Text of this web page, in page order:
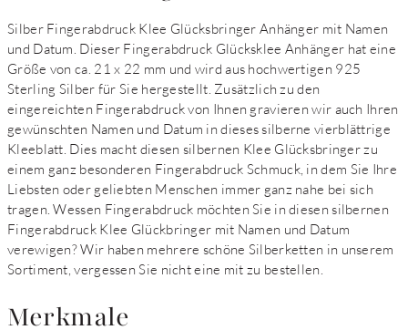
Silber Fingerabdruck Klee Glücksbringer Anhänger mit Namen
und Datum. Dieser Fingerabdruck Glücksklee Anhänger hat eine
Größe von ca. 21 x 22 mm und wird aus hochwertigen 925
Sterling Silber für Sie hergestellt. Zusätzlich zu den
eingereichten Fingerabdruck von Ihnen gravieren wir auch Ihren
gewünschten Namen und Datum in dieses silberne vierblättrige
Kleeblatt. Dies macht diesen silbernen Klee Glücksbringer zu
einem ganz besonderen Fingerabdruck Schmuck, in dem Sie Ihre
Liebsten oder geliebten Menschen immer ganz nahe bei sich
tragen. Wessen Fingerabdruck möchten Sie in diesen silbernen
Fingerabdruck Klee Glückbringer mit Namen und Datum
verewigen? Wir haben mehrere schöne Silberketten in unserem
Sortiment, vergessen Sie nicht eine mit zu bestellen.
Merkmale